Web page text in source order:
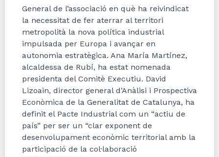
General de l’associació en què ha reivindicat
la necessitat de fer aterrar al territori
metropolità la nova política industrial
impulsada per Europa i avançar en
autonomia estratègica. Ana María Martínez,
alcaldessa de Rubí, ha estat nomenada
presidenta del Comitè Executiu. David
Lizoain, director general d’Anàlisi i Prospectiva
Econòmica de la Generalitat de Catalunya, ha
definit el Pacte Industrial com un “actiu de
país” per ser un “clar exponent de
desenvolupament econòmic territorial amb la
participació de la col·laboració